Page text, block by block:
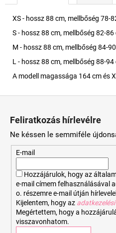
XS - hossz 88 cm, mellbőség 78-
S - hossz 88 cm, mellbőség 82-
M - hossz 88 cm, mellbőség 84-
L - hossz 88 cm, mellbőség 88-
A modell magassága 164 cm és
Feliratkozás hírlevélre
Ne késsen le semmiféle
E-mail
Hozzájárulok, hogy az
e-mail címem felhasználásával
o. részemre e-mail útján
Kijelentem, hogy az
Megértettem, hogy a
visszavonhatom.